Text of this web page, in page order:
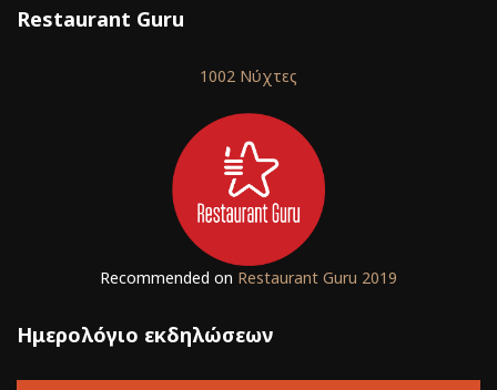
Restaurant Guru
1002 Νύχτες
Recommended on Restaurant Guru 2019
Ημερολόγιο εκδηλώσεων